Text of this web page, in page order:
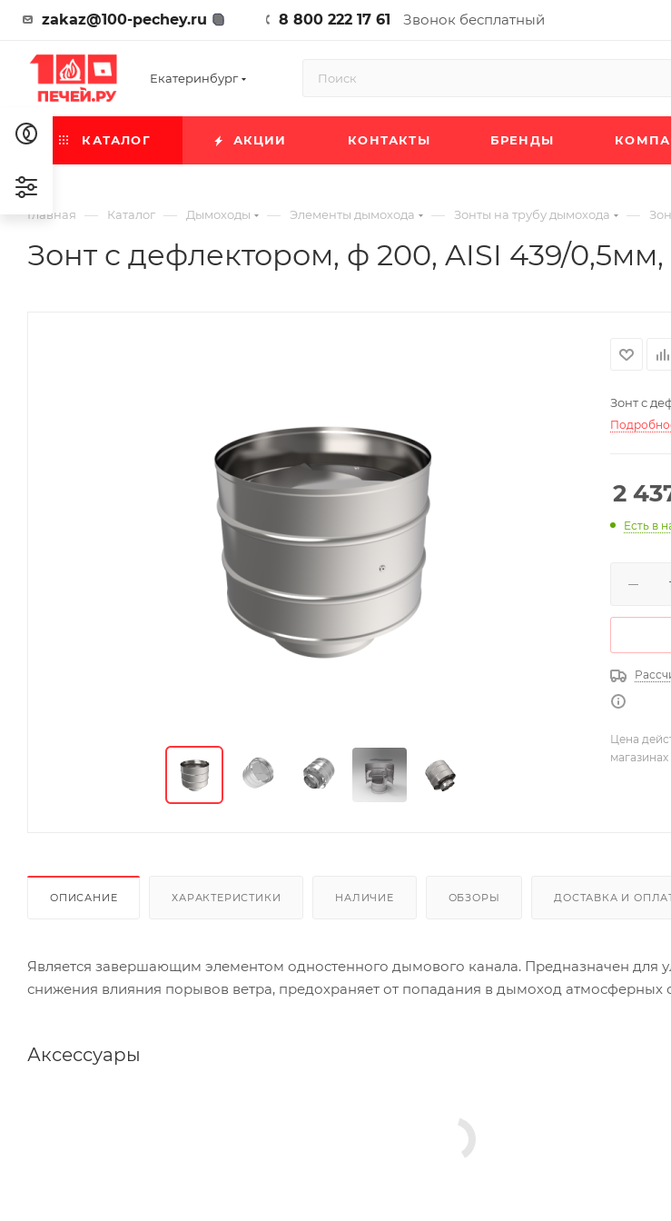
zakaz@100-pechey.ru 8 800 222 17 61 Звонок бесплатный
Екатеринбург
КАТАЛОГ АКЦИИ КОНТАКТЫ БРЕНДЫ
Главная — Каталог — Дымоходы — Элементы дымохода — Зонты на трубу дымохода —
Зонт с дефлектором, ф 200, AISI 439/
Зонт с
2
Есть в
Цена
магазинах
ОПИСАНИЕ ХАРАКТЕРИСТИКИ НАЛИЧИЕ ОБЗОРЫ ДОСТАВКА И
Является завершающим элементом одностенного дымового канала. Предназначен для
снижения влияния порывов ветра, предохраняет от попадания в дымоход атмосферных
Аксессуары